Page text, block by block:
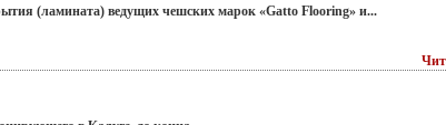
(ламината) ведущих чешских марок «Gatto Flooring» и...